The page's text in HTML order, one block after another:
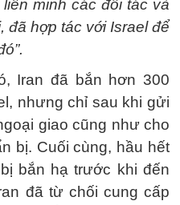
minh các đối tác và
đã hợp tác với Israel để
Iran đã bắn hơn 300
nhưng chỉ sau khi gửi
giao cũng như cho
bị. Cuối cùng, hầu hết
bắn hạ trước khi đến
đã từ chối cung cấp